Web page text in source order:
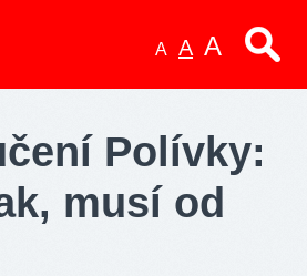
A A A
Polívky:
musí od